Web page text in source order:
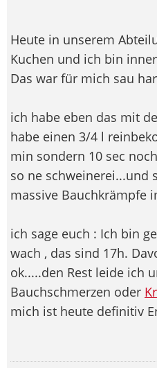
Heute in unserem
Kuchen und ich bin
Das war für mich sau
ich habe eben das mit
habe einen 3/4 l
min sondern 10 sec
so ne schweinerei...und
massive Bauchkrämpfe
ich sage euch : Ich bin
wach , das sind 17h.
ok.....den Rest leide ich
Bauchschmerzen oder
mich ist heute definitiv